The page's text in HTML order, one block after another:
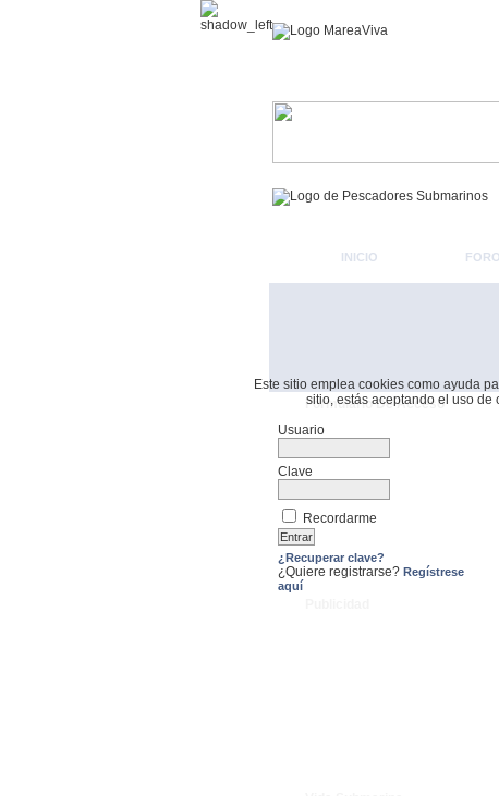
Este sitio emplea cookies como ayuda
sitio, estás aceptando el uso de
INICIO FORO
Formulario De Acceso
Usuario
Clave
Recordarme
¿Recuperar clave?
¿Quiere registrarse? Regístrese
aquí